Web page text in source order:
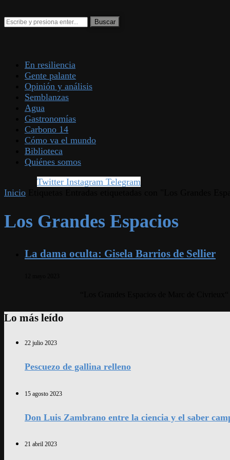
En resiliencia
Gente palante
Opinión y análisis
Semblanzas
Agua
Gastronomías
Carbono 14
Cómo va el mundo
Biblioteca
Quiénes somos
Twitter Instagram Telegram
Inicio
Los Grandes Espacios
La dama oculta: Gisela Barrios de Sellier
Lo más leído
22 julio 2023
Pescuezo de gallina relleno
15 agosto 2023
Don Luis Zambrano entre la ciencia y el saber
21 abril 2023